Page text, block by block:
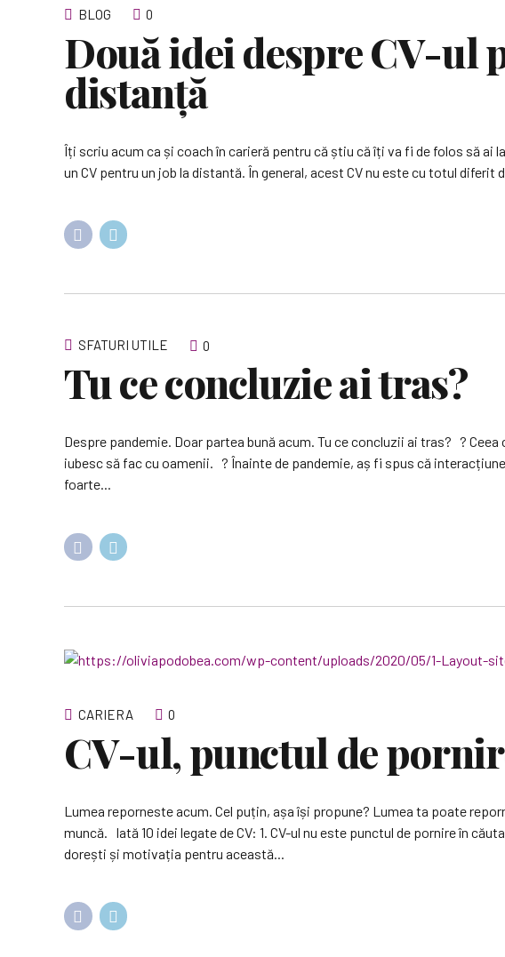
BLOG 0
Două idei despre CV-ul
distanță
Îți scriu acum ca și coach în carieră pentru că știu că îți va fi de folos să
un CV pentru un job la distantă. În general, acest CV nu este cu totul diferit
SFATURI UTILE 0
Tu ce concluzie ai tras?
Despre pandemie. Doar partea bună acum. Tu ce concluzii ai tras? ?
iubesc să fac cu oamenii. ? Înainte de pandemie, aș fi spus că
foarte...
CARIERA 0
CV-ul, punctul de
Lumea reporneste acum. Cel puțin, așa își propune? Lumea ta poate
muncă. Iată 10 idei legate de CV: 1. CV-ul nu este punctul de pornire în
dorești și motivația pentru această...